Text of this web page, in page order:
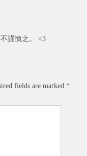
謹慎之。 <3
fields are marked *